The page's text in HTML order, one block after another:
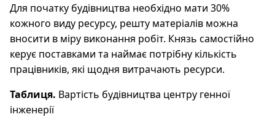
Для початку будівництва необхідно мати 30%
кожного виду ресурсу, решту матеріалів можна
вносити в міру виконання робіт. Князь самостійно
керує поставками та наймає потрібну кількість
працівників, які щодня витрачають ресурси.
Таблиця. Вартість будівництва центру генної
інженерії